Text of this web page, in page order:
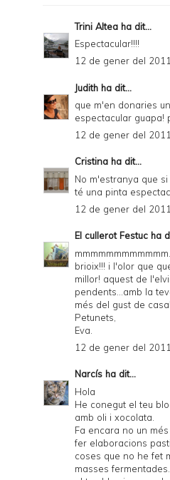
Trini Altea ha dit...
Espectacular!!!!
12 de gener del
Judith ha dit...
que m'en donaries
espectacular guapa!
12 de gener del
Cristina ha dit...
No m'estranya que
té una pinta
12 de gener del
El cullerot Festuc ha
brioix!!! i l'olor que
millor! aquest de
pendents...amb la
més del gust de
Petunets,
Eva.
12 de gener del
Narcís ha dit...
Hola
He conegut el teu
amb oli i xocolata.
Fa encara no un
fer elaboracions
coses que no he fet
masses